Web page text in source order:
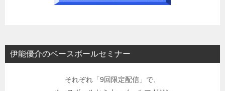
伊能優介のベースボールセミナー
それぞれ「9回限定配信」で、